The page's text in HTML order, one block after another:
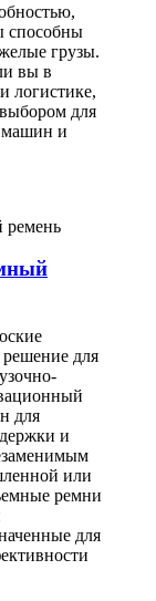
способны
грузы.
вы в
логистике,
для
машин и
для
для
и
или
ремни
для